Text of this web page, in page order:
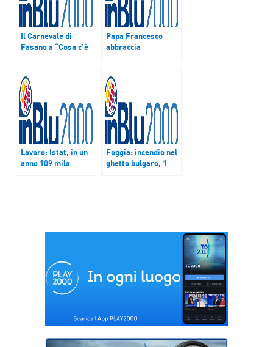
Il Carnevale di
Fasano a “Cosa c’è
Papa Francesco
abbraccia
sociale. La speranza
solo nel Signore non
nei soldi”
Lavoro: Istat, in un
anno 109 mila
Foggia: incendio nel
ghetto bulgaro, 1